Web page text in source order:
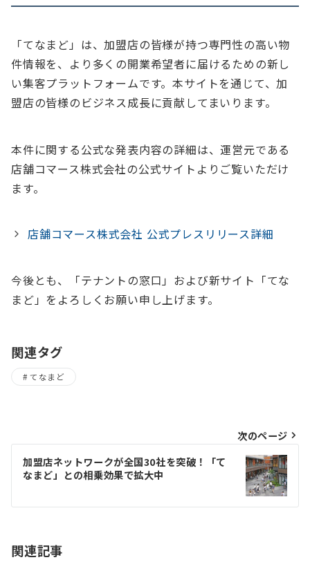
「てなまど」は、加盟店の皆様が持つ専門性の高い物
件情報を、より多くの開業希望者に届けるための新し
い集客プラットフォームです。本サイトを通じて、加
盟店の皆様のビジネス成長に貢献してまいります。
本件に関する公式な発表内容の詳細は、運営元である
店舗コマース株式会社の公式サイトよりご覧いただけ
ます。
店舗コマース株式会社 公式プレスリリース詳細
今後とも、「テナントの窓口」および新サイト「てな
まど」をよろしくお願い申し上げます。
関連タグ
てなまど
稿
ナ
ビ
ー
次のページ
加盟店ネットワークが全国30社を突破！「て
なまど」との相乗効果で拡大中
関連記事